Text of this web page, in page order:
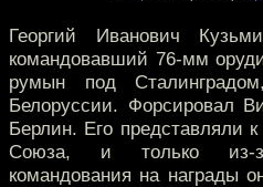
Георгий Иванович
командовавший 76-мм
румын под
Белоруссии. Форсировал
Берлин. Его представляли
Союза, и только из-
командования на награды